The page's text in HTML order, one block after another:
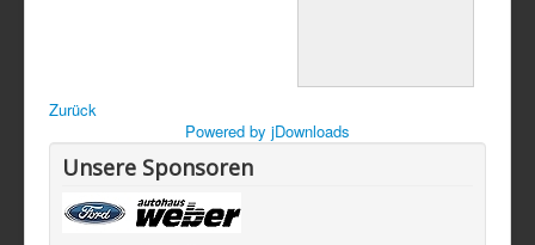
Zurück
Powered by jDownloads
Unsere Sponsoren